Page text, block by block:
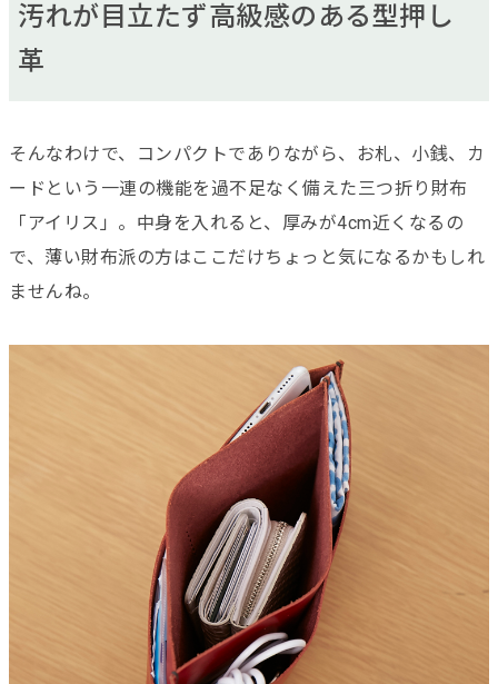
汚れが目立たず高級感のある型押し
革
そんなわけで、コンパクトでありながら、お札、小銭、カ
ードという一連の機能を過不足なく備えた三つ折り財布
「アイリス」。中身を入れると、厚みが4cm近くなるの
で、薄い財布派の方はここだけちょっと気になるかもしれ
ませんね。